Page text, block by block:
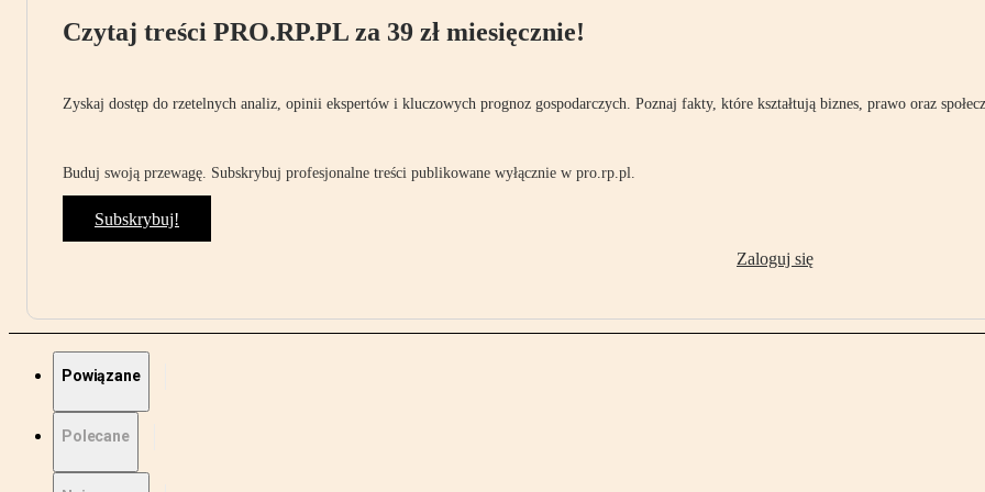
Czytaj treści PRO.RP.PL za 39 zł miesięcznie!
Zyskaj dostęp do rzetelnych analiz, opinii ekspertów i kluczowych prognoz gospodarczych. Poznaj fakty, które kształtują biznes, prawo oraz
Buduj swoją przewagę. Subskrybuj profesjonalne treści publikowane wyłącznie w pro.rp.pl.
Subskrybuj!
Zaloguj się
Powiązane
Polecane